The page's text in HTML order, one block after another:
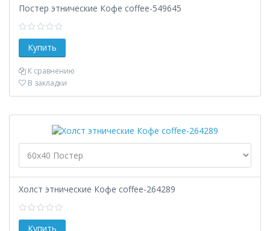
Постер этнические Кофе coffee-549645
К сравнению
В закладки
Холст этнические Кофе coffee-264289